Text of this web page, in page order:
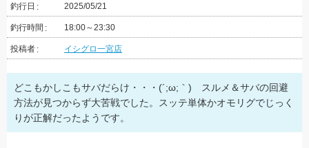
釣行日 2025/05/21
釣行時間 18:00～23:30
投稿者 イシグロ一宮店
どこもかしこもサバだらけ・・・(´;ω;｀) スルメ＆サバの回避
方法が見つからず大苦戦でした。スッテ単体かオモリグでじっく
りが正解だったようです。